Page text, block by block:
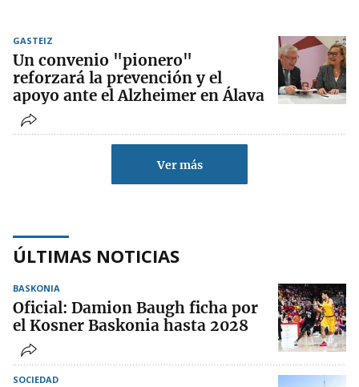
GASTEIZ
Un convenio "pionero"
reforzará la prevención y el
apoyo ante el Alzheimer en Álava
Ver más
ÚLTIMAS NOTICIAS
BASKONIA
Oficial: Damion Baugh ficha por
el Kosner Baskonia hasta 2028
SOCIEDAD